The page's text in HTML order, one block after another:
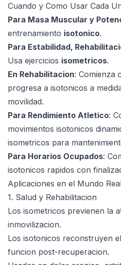
Cuando y Como Usar Cada
Para Masa Muscular y
entrenamiento isotonico.
Para Estabilidad,
Usa ejercicios isometricos.
En Rehabilitacion: Comienza
progresa a isotonicos a
movilidad.
Para Rendimiento Atletico:
movimientos isotonicos
isometricos para
Para Horarios Ocupados:
isotonicos rapidos con
Aplicaciones en el Mundo
1. Salud y Rehabilitacion
Los isometricos previenen la
inmovilizacion.
Los isotonicos reconstruyen
funcion post-recuperacion.